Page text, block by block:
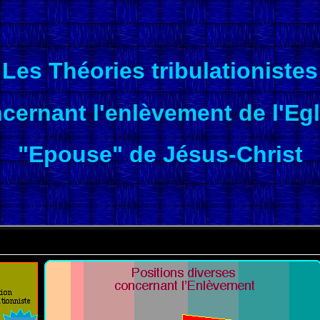
Les Théoriestribulationistes
l'enlèvement de
"Epouse" de Jésus-Christ